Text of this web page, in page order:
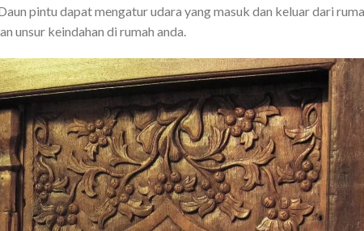
pintu dapat mengatur udara yang masuk dan keluar dari
unsur keindahan di rumah anda.